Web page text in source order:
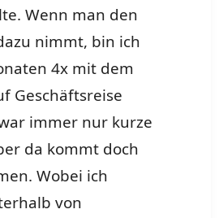
Wenn man den
nimmt, bin ich
4x mit dem
Geschäftsreise
immer nur kurze
da kommt doch
Wobei ich
von